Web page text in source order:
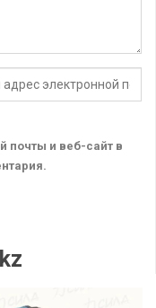
почты и веб-сайт в